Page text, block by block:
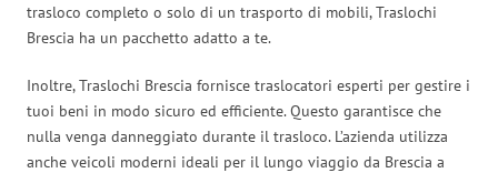
trasloco completo o solo di un trasporto di mobili, Traslochi
Brescia ha un pacchetto adatto a te.
Inoltre, Traslochi Brescia fornisce traslocatori esperti per gestire i
tuoi beni in modo sicuro ed efficiente. Questo garantisce che
nulla venga danneggiato durante il trasloco. L’azienda utilizza
anche veicoli moderni ideali per il lungo viaggio da Brescia a